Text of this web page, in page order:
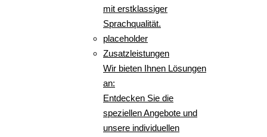
mit erstklassiger
Sprachqualität.
placeholder
Zusatzleistungen
Wir bieten Ihnen Lösungen
an:
Entdecken Sie die
speziellen Angebote und
unsere individuellen